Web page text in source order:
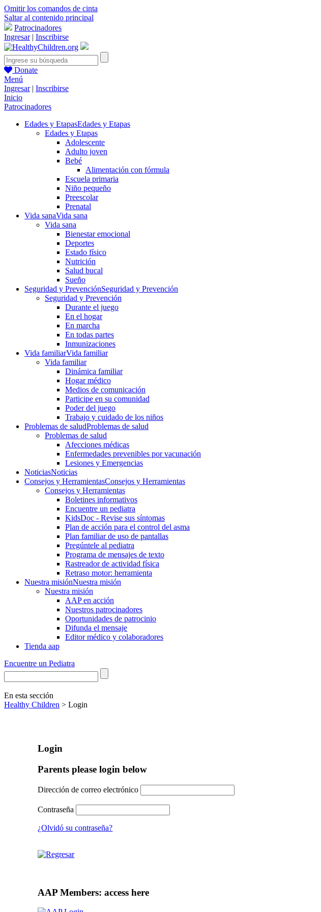
Omitir los comandos de cinta
Saltar al contenido principal
Patrocinadores
Ingresar| Inscribirse
Donate
Menú
Ingresar| Inscribirse
Inicio
Patrocinadores
Edades y EtapasEdades y Etapas
Edades y Etapas
Adolescente
Adulto joven
Bebé
Alimentación con fórmula
Escuela primaria
Niño pequeño
Preescolar
Prenatal
Vida sanaVida sana
Vida sana
Bienestar emocional
Deportes
Estado físico
Nutrición
Salud bucal
Sueño
Seguridad y PrevenciónSeguridad y Prevención
Seguridad y Prevención
Durante el juego
En el hogar
En marcha
En todas partes
Inmunizaciones
Vida familiarVida familiar
Vida familiar
Dinámica familiar
Hogar médico
Medios de comunicación
Participe en su comunidad
Poder del juego
Trabajo y cuidado de los niños
Problemas de saludProblemas de salud
Problemas de salud
Afecciones médicas
Enfermedades prevenibles por vacunación
Lesiones y Emergencias
NoticiasNoticias
Consejos y HerramientasConsejos y Herramientas
Consejos y Herramientas
Boletines informativos
Encuentre un pediatra
KidsDoc - Revise sus síntomas
Plan de acción para el control del asma
Plan familiar de uso de pantallas
Pregúntele al pediatra
Programa de mensajes de texto
Rastre​​ador de activida​d física
Retraso motor: herramienta
Nuestra misiónNuestra misión
Nuestra misión
AAP en acción
Nuestros patrocinadores
Oportunidades de patrocinio
Difunda el mensaje
Editor médico y colaboradores
Tienda aap
Encuentre un Pediatra
En esta sección
Healthy Children > Login
Login
Parents please login below
Dirección de correo electrónico
Contraseña
¿Olvidó su contraseña?
AAP Members: access here